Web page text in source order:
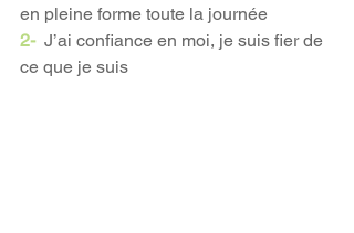
en pleine forme toute la journée
2-
  J’ai confiance en moi, je suis fier de
ce que je suis